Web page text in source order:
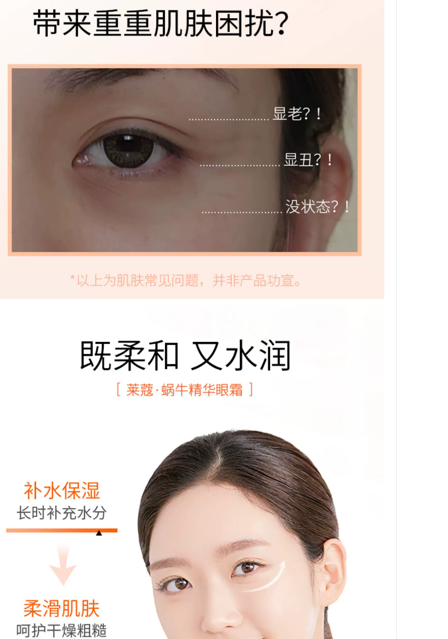
Mimi Control Epox
Cleanser 2 Pack
sữa rửa mặt dành
cho da nhạy cảm
quốc mặt nạ Hàn
511,000
膜 贴 黑 黑 黑 黑 黑
黑 抗 抗 抗 抗 抗 抗
451,000
Kem mắt Chống
nhăn đến Tiratra
Mắt Túi khô Chính
thức Authentic kem
mat ahc
556,000
Mặt nạ axit thủy tinh
dưỡng ẩm Tinh chất
dưỡng ẩm Chất lỏng
chống nhăn Dark
mụn trứng cá Thu
chữa màu sắc mặt
nạ cho mắt thâm
quầng
cho bản chất của
thuốc nhũ tương
kem dưỡng ẩm
dưỡng ẩm sâu